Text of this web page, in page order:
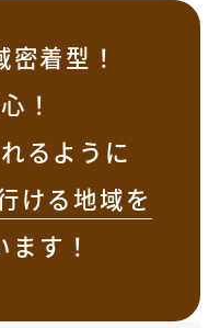
着型！
！
るように
ける地域を
ます！